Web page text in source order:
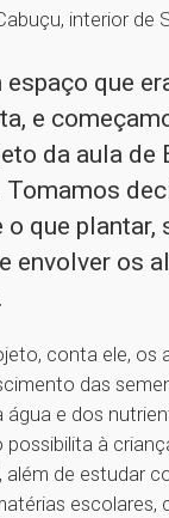
interior de
espaço que
e
da aula de
Tomamos
o que plantar,
envolver os
conta ele, os
das
água e dos
à
além de estudar
escolares,